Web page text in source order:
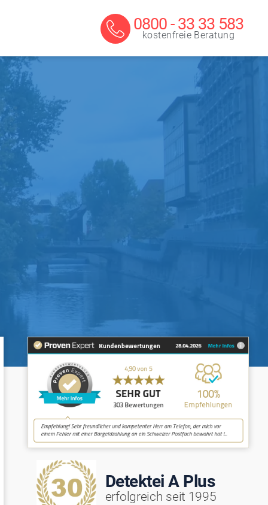
0800 - 33 33 583
kostenfreie Beratung
Detektei A Plus
erfolgreich seit 1995